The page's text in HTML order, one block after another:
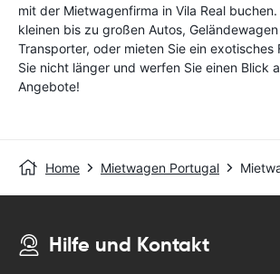
mit der Mietwagenfirma in Vila Real
kleinen bis zu großen Autos,
Transporter, oder mieten Sie ein exotisches
Sie nicht länger und werfen Sie einen Blick
Angebote!
Home Mietwagen Portugal
Hilfe und Kontakt